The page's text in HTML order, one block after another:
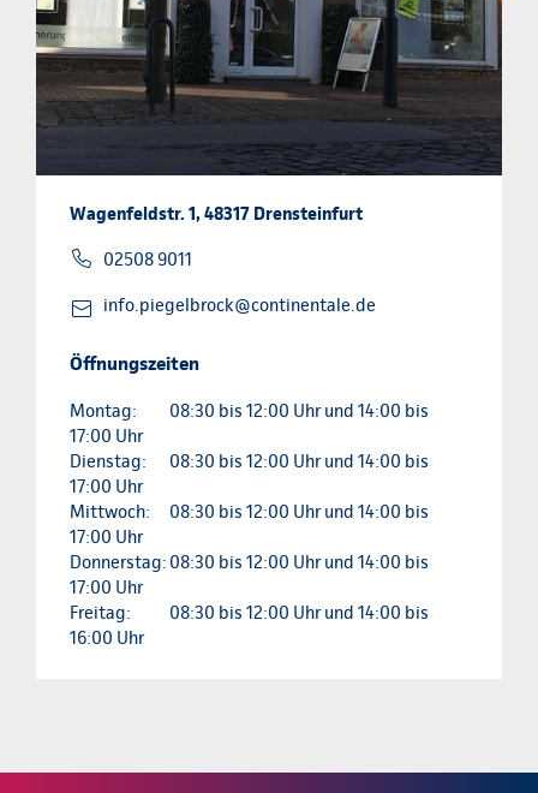
Wagenfeldstr. 1, 48317 Drensteinfurt
02508 9011
info.piegelbrock@continentale.de
Öffnungszeiten
Montag:
08:30 bis 12:00 Uhr und 14:00 bis
17:00 Uhr
Dienstag:
08:30 bis 12:00 Uhr und 14:00 bis
17:00 Uhr
Mittwoch:
08:30 bis 12:00 Uhr und 14:00 bis
17:00 Uhr
Donnerstag: 08:30 bis 12:00 Uhr und 14:00 bis
17:00 Uhr
Freitag:
08:30 bis 12:00 Uhr und 14:00 bis
16:00 Uhr